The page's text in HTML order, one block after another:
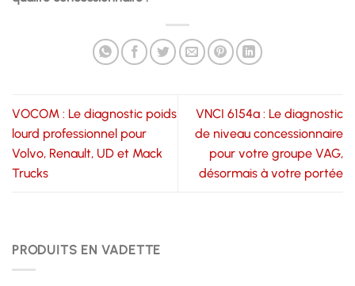
VOCOM : Le diagnostic poids
lourd professionnel pour
Volvo, Renault, UD et Mack
Trucks
VNCI 6154a : Le diagnostic
de niveau concessionnaire
pour votre groupe VAG,
désormais à votre portée
PRODUITS EN VADETTE